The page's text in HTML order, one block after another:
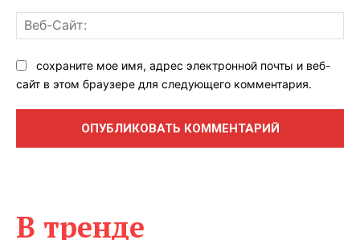
В тренде
сохраните мое имя, адрес электронной почты и веб-
сайт в этом браузере для следующего комментария.